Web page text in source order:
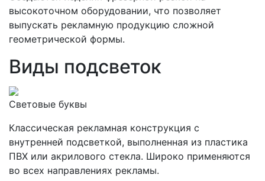
высокоточном оборудовании, что позволяет
выпускать рекламную продукцию сложной
геометрической формы.
Виды подсветок
Световые буквы
Классическая рекламная конструкция с
внутренней подсветкой, выполненная из пластика
ПВХ или акрилового стекла. Широко применяются
во всех направлениях рекламы.